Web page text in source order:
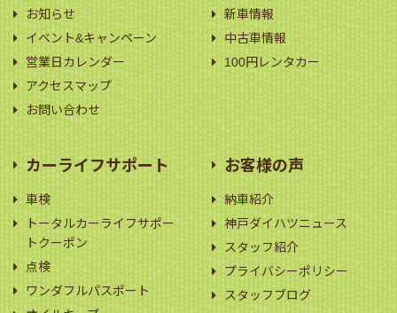
お知らせ
イベント&キャンペーン
営業日カレンダー
アクセスマップ
お問い合わせ
新車情報
中古車情報
100円レンタカー
カーライフサポート
車検
トータルカーライフサポー
トクーポン
点検
ワンダフルパスポート
お客様の声
納車紹介
神戸ダイハツニュース
スタッフ紹介
プライバシーポリシー
スタッフブログ